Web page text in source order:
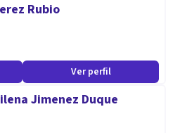
Rubio
Ver perfil
Jimenez Duque